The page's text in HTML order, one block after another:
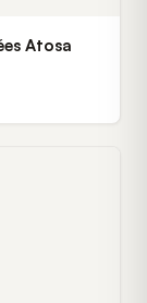
Atosa